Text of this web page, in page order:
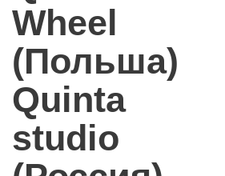
Wheel
(Польша)
Quinta
studio